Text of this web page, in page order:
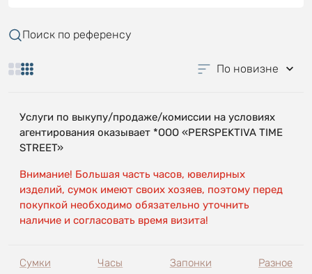
Поиск по референсу
По новизне
Услуги по выкупу/продаже/комиссии на условиях
агентирования оказывает *OOO «PERSPEKTIVA TIME
STREET»
Внимание! Большая часть часов, ювелирных
изделий, сумок имеют своих хозяев, поэтому перед
покупкой необходимо обязательно уточнить
наличие и согласовать время визита!
Сумки Часы Запонки Разное